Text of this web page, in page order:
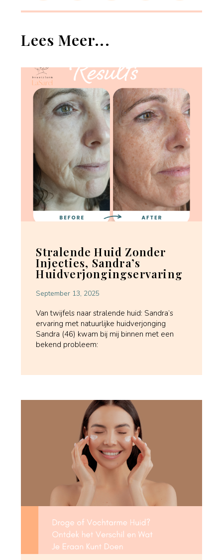
Lees Meer...
Stralende Huid Zonder
Injecties, Sandra’s
Huidverjongingservaring
September 13, 2025
Van twijfels naar stralende huid: Sandra’s
ervaring met natuurlijke huidverjonging
Sandra (46) kwam bij mij binnen met een
bekend probleem: